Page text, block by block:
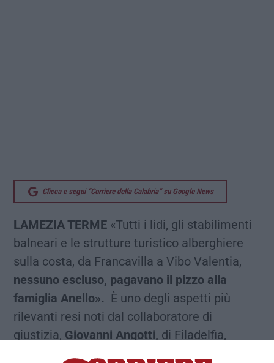
Clicca e segui “Corriere della Calabria” su Google News
LAMEZIA TERME «Tutti i lidi, gli stabilimenti
balneari e le strutture turistico alberghiere
sulla costa, da Francavilla a Vibo Valentia,
nessuno escluso, pagavano il pizzo alla
famiglia Anello». È uno degli aspetti più
rilevanti resi noti dal collaboratore di
giustizia, Giovanni Angotti, di Filadelfia,